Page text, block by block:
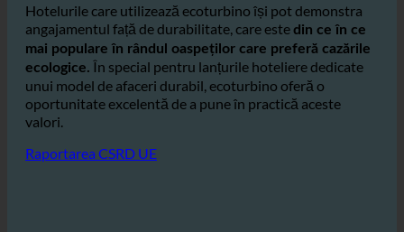
a apelor reziduale și protejează mediul.
Hotelurile care utilizează ecoturbino își pot demonstra
angajamentul față de durabilitate, care estedin ce în ce
mai populare în rândul oaspeților care preferă cazările
ecologice.În special pentru lanțurile hoteliere dedicate
unui model de afaceri durabil, ecoturbino oferă o
valori.